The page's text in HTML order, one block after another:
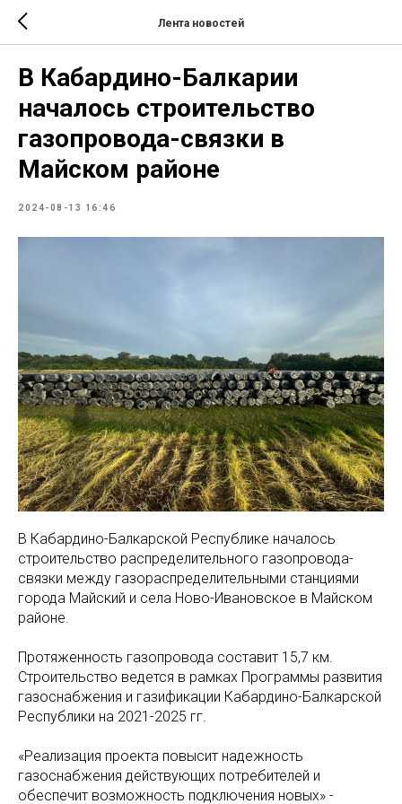
Лента новостей
В Кабардино-Балкарии
началось строительство
газопровода-связки в
Майском районе
2024-08-13 16:46
В Кабардино-Балкарской Республике началось
строительство распределительного газопровода-
связки между газораспределительными станциями
города Майский и села Ново-Ивановское в Майском
районе.
Протяженность газопровода составит 15,7 км.
Строительство ведется в рамках Программы развития
газоснабжения и газификации Кабардино-Балкарской
Республики на 2021-2025 гг.
«Реализация проекта повысит надежность
газоснабжения действующих потребителей и
обеспечит возможность подключения новых» -